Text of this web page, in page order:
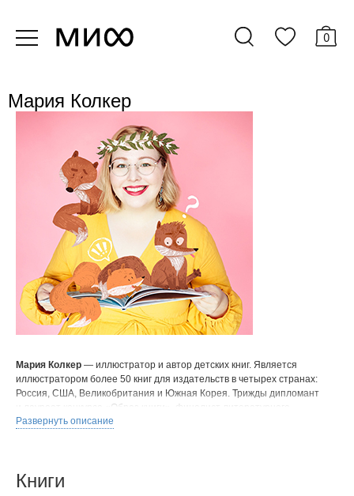
0
Мария Колкер
Мария Колкер — иллюстратор и автор детских книг. Является
иллюстратором более 50 книг для издательств в четырех странах:
Россия, США, Великобритания и Южная Корея. Трижды дипломант
и лауреат конкурса «Образ книги», финалист литературного
конкурса «Кора.Стих». Работала с издательствами Clever, Рипол
Развернуть описание
Книги